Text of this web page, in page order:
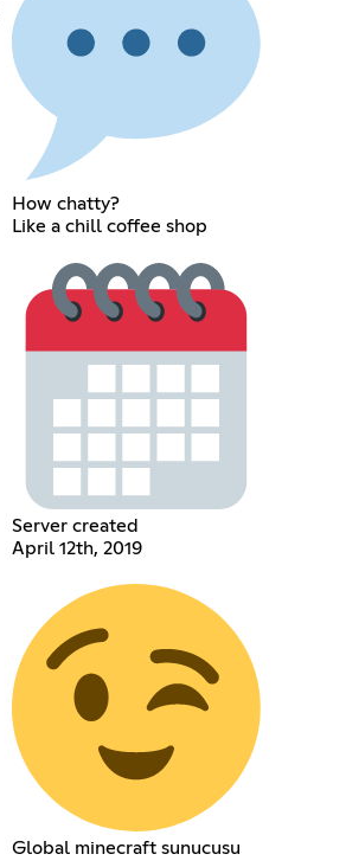
How chatty?
Like a chill coffee shop
Server created
April 12th, 2019
Global minecraft sunucusu